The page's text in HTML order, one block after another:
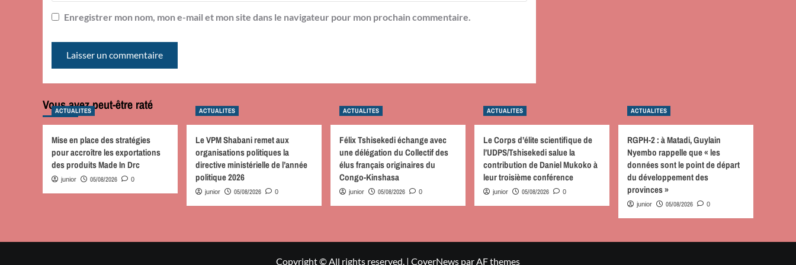
Enregistrer mon nom, mon e-mail et mon site dans le navigateur pour mon prochain commentaire.
Vous avez peut-être raté
ACTUALITES
Mise en place des stratégies
pour accroître les exportations
des produits Made In Drc
junior 05/08/2026 0
ACTUALITES
Le VPM Shabani remet aux
organisations politiques la
directive ministérielle de l’année
politique 2026
junior 05/08/2026 0
ACTUALITES
Félix Tshisekedi échange avec
une délégation du Collectif des
élus français originaires du
Congo-Kinshasa
junior 05/08/2026 0
ACTUALITES
Le Corps d’élite scientifique de
l’UDPS/Tshisekedi salue la
contribution de Daniel Mukoko à
leur troisième conférence
junior 05/08/2026 0
ACTUALITES
RGPH-2 : à Matadi, Guylain
Nyembo rappelle que « les
données sont le point de départ
du développement des
provinces »
junior 05/08/2026 0
Copyright © All rights reserved. | CoverNews par AF themes